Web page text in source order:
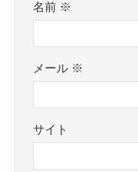
名前 ※
メール ※
サイト